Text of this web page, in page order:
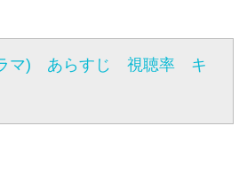
マ) あらすじ 視聴率 キ